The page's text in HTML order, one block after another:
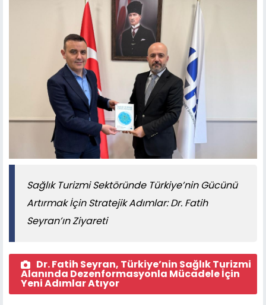
Sağlık Turizmi Sektöründe Türkiye’nin Gücünü
Artırmak İçin Stratejik Adımlar: Dr. Fatih
Seyran’ın Ziyareti
Dr. Fatih Seyran, Türkiye’nin Sağlık Turizmi
Alanında Dezenformasyonla Mücadele İçin
Yeni Adımlar Atıyor